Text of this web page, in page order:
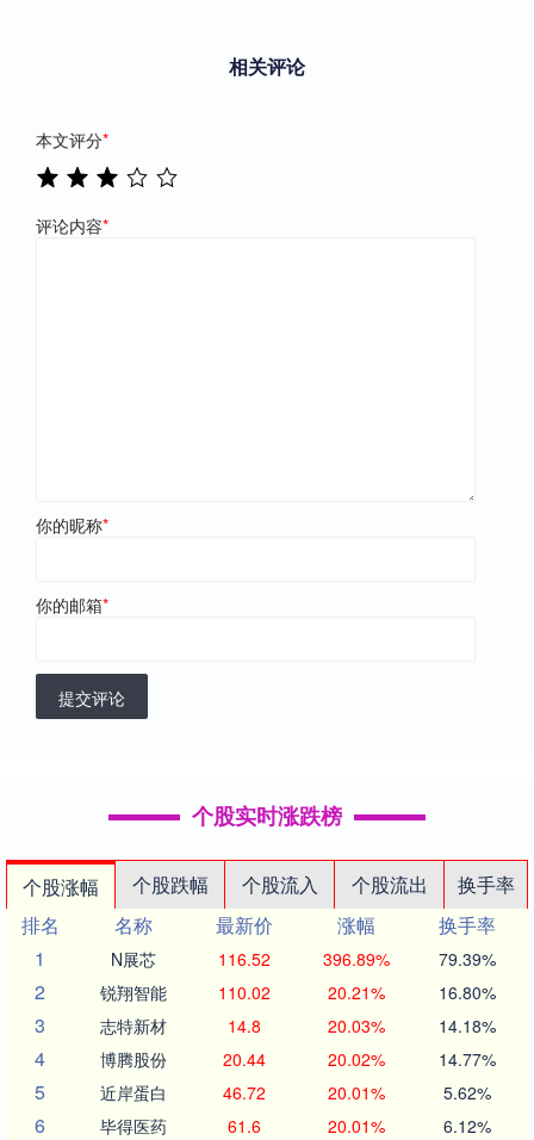
相关评论
本文评分*
评论内容*
你的昵称*
你的邮箱*
提交评论
个股实时涨跌榜
个股涨幅 个股跌幅 个股流入 个股流出
换手率
排名
名称 最新价 涨幅
换手率
1
N展芯 116.52 396.89% 79.39%
2 锐翔智能 110.02 20.21% 16.80%
3 志特新材 14.8 20.03% 14.18%
4 博腾股份 20.44 20.02% 14.77%
5 近岸蛋白 46.72 20.01% 5.62%
6 毕得医药 61.6 20.01% 6.12%